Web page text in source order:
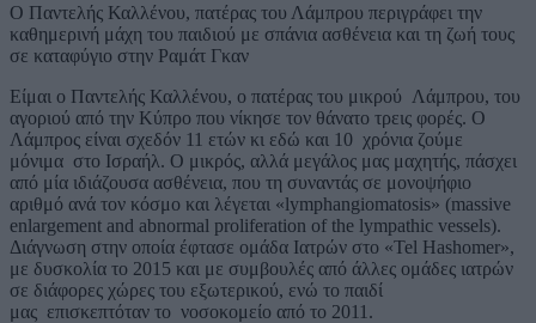
Ο Παντελής Καλλένου, πατέρας του Λάμπρου περιγράφει την
καθημερινή μάχη του παιδιού με σπάνια ασθένεια και τη ζωή τους
σε καταφύγιο στην Ραμάτ Γκαν
Eίμαι ο Παντελής Καλλένου, ο πατέρας του μικρού Λάμπρου, του
αγοριού από την Κύπρο που νίκησε τον θάνατο τρεις φορές. Ο
Λάμπρος είναι σχεδόν 11 ετών κι εδώ και 10 χρόνια ζούμε
μόνιμα στο Ισραήλ. Ο μικρός, αλλά μεγάλος μας μαχητής, πάσχει
από μία ιδιάζουσα ασθένεια, που τη συναντάς σε μονοψήφιο
αριθμό ανά τον κόσμο και λέγεται «lymphangiomatosis» (massive
enlargement and abnormal proliferation of the lympathic vessels).
Διάγνωση στην οποία έφτασε ομάδα Ιατρών στο «Tel Hashomer»,
με δυσκολία το 2015 και με συμβουλές από άλλες ομάδες ιατρών
σε διάφορες χώρες του εξωτερικού, ενώ το παιδί
μας επισκεπτόταν το νοσοκομείο από το 2011.